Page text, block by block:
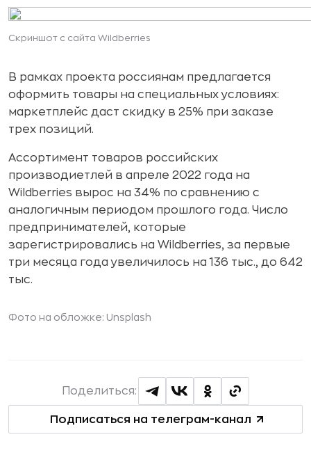
Скриншот с сайта Wildberries
В рамках проекта россиянам предлагается
оформить товары на специальных условиях:
маркетплейс даст скидку в 25% при заказе
трех позиций.
Ассортимент товаров российских
производиетлей в апреле 2022 года на
Wildberries вырос на 34% по сравнению с
аналогичным периодом прошлого года. Число
предпринимателей, которые
зарегистрировались на Wildberries, за первые
три месяца года увеличилось на 136 тыс., до 642
тыс.
Фото на обложке: Unsplash
Подписаться на телеграм-канал
Поделиться: